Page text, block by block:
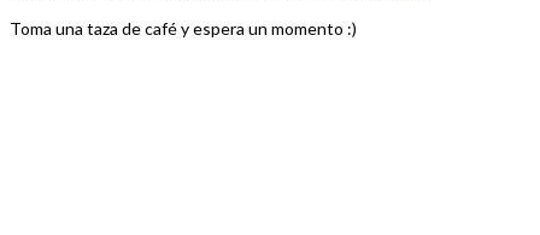
Toma una taza de café y espera un momento :)